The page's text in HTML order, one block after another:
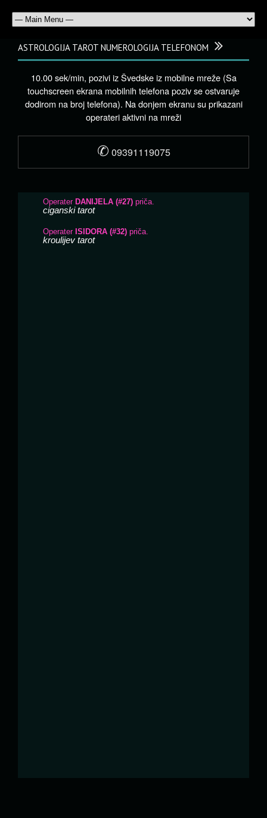
ASTROLOGIJA TAROT NUMEROLOGIJA TELEFONOM
10.00 sek/min, pozivi iz Švedske iz mobilne mreže (Sa
touchscreen ekrana mobilnih telefona poziv se ostvaruje
dodirom na broj telefona). Na donjem ekranu su prikazani
operateri aktivni na mreži
✆ 09391119075